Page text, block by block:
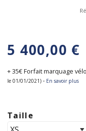
5 400,00 €
+ 35€ Forfait marquage
le 01/01/2021) - En savoir plus
Taille